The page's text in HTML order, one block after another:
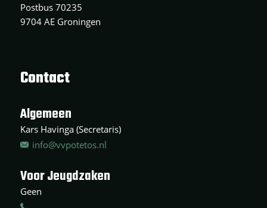
Postbus 70235
9704 AE Groningen
Contact
Algemeen
Kars Havinga (Secretaris)
info@vvpotetos.nl
Voor Jeugdzaken
Geen